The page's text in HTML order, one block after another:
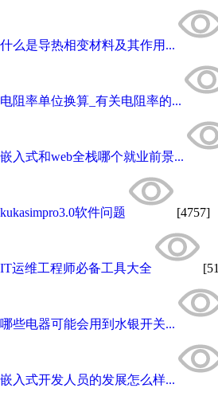
什么是导热相变材料及其作用...
电阻率单位换算_有关电阻率的...
嵌入式和web全栈哪个就业前景...
kukasimpro3.0软件问题 [4757]
IT运维工程师必备工具大全
哪些电器可能会用到水银开关...
嵌入式开发人员的发展怎么样...